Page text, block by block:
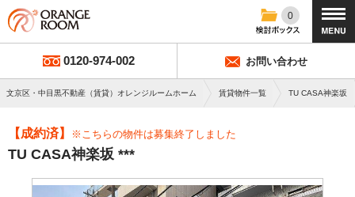
0
0120-974-002 お問い合わせ
文京区・中目黒不動産（賃貸）オレンジルームホーム 賃貸物件一覧 TU CASA神楽坂
【成約済】 ※こちらの物件は募集終了しました
TU CASA神楽坂 ***